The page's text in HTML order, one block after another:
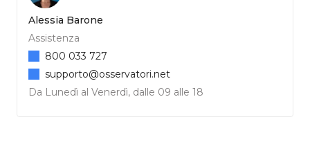
Alessia Barone
Assistenza
Da Lunedì al Venerdì, dalle 09 alle 18
800 033 727
supporto@osservatori.net